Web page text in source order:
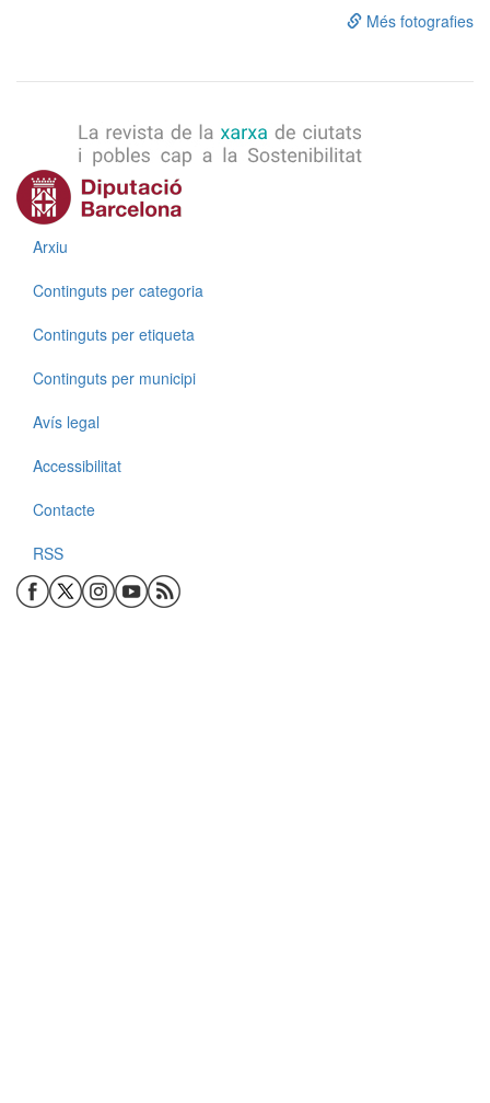
Més fotografies
Menú
Arxiu
Continguts per categoria
Continguts per etiqueta
Continguts per municipi
Menú
Avís legal
Accessibilitat
Contacte
RSS